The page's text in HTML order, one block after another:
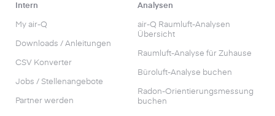
Intern
My air-Q
Downloads / Anleitungen
CSV Konverter
Jobs / Stellenangebote
Partner werden
Analysen
air-Q Raumluft-Analysen
Übersicht
Raumluft-Analyse für Zuhause
Büroluft-Analyse buchen
Radon-Orientierungs­messung
buchen